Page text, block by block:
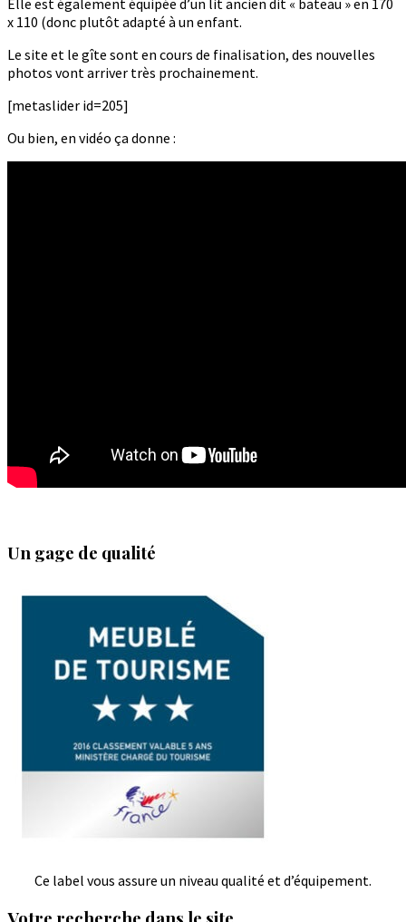
Elle est également équipée d’un lit ancien dit « bateau » en 170
x 110 (donc plutôt adapté à un enfant.
Le site et le gîte sont en cours de finalisation, des nouvelles
photos vont arriver très prochainement.
[metaslider id=205]
Ou bien, en vidéo ça donne :
Un gage de qualité
Ce label vous assure un niveau qualité et d’équipement.